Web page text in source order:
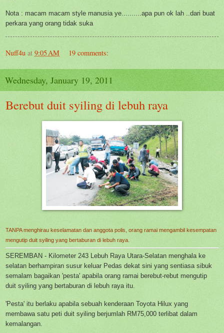
Nota : macam macam style manusia ye..........apa pun ok lah ..dari buat
perkara yang orang tidak suka
Nuff4u at 9:05 AM 19 comments:
Wednesday, January 19, 2011
Berebut duit syiling di lebuh raya
TANPA menghirau keselamatan dan anggota polis, orang ramai mengambil kesempatan
mengutip duit syiling yang bertaburan di lebuh raya.
SEREMBAN - Kilometer 243 Lebuh Raya Utara-Selatan menghala ke
selatan berhampiran susur keluar Pedas dekat sini yang sentiasa sibuk
semalam bagaikan 'pesta' apabila orang ramai berebut-rebut mengutip
duit syiling yang bertaburan di lebuh raya itu.
'Pesta' itu berlaku apabila sebuah kenderaan Toyota Hilux yang
membawa satu peti duit syiling berjumlah RM75,000 terlibat dalam
kemalangan.